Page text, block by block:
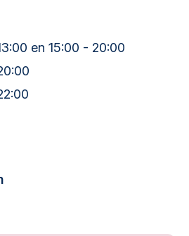
en 15:00 - 20:00